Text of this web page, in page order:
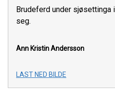
Brudeferd under
seg.
Ann Kristin Andersson
LAST NED BILDE